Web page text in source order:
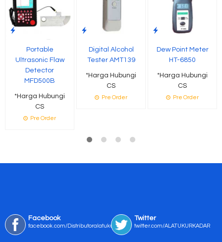
Portable
Ultrasonic Flaw
Detector
MFD500B
*Harga Hubungi
CS
Pre Order
Digital Alcohol
Tester AMT139
*Harga Hubungi
CS
Pre Order
Dew Point Meter
HT-6850
*Harga Hubungi
CS
Pre Order
Facebook
facebook.com/Distributoralatukur
Twitter
twitter.com/ALATUKURKADAR